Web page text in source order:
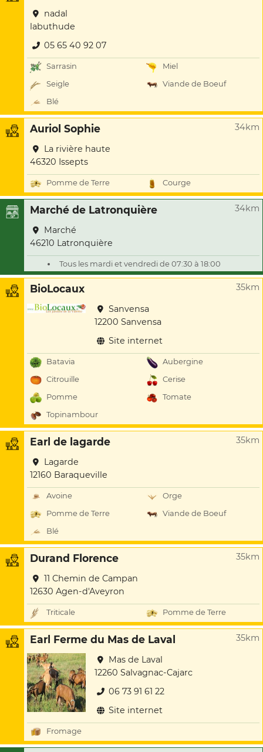
nadal
labuthude
05 65 40 92 07
Sarrasin
Miel
Seigle
Viande de Boeuf
Blé
Auriol Sophie 34km
La rivière haute
46320 Issepts
Pomme de Terre Courge
Marché de Latronquière 34km
Marché
46210 Latronquière
Tous les mardi et vendredi de 07:30 à 18:00
BioLocaux 35km
Sanvensa
12200 Sanvensa
Site internet
Batavia
Aubergine
Citrouille
Cerise
Pomme
Tomate
Topinambour
Earl de lagarde 35km
Lagarde
12160 Baraqueville
Avoine
Orge
Pomme de Terre
Viande de Boeuf
Blé
Durand Florence 35km
11 Chemin de Campan
12630 Agen-d'Aveyron
Triticale Pomme de Terre
Earl Ferme du Mas de Laval 35km
Mas de Laval
12260 Salvagnac-Cajarc
06 73 91 61 22
Site internet
Fromage